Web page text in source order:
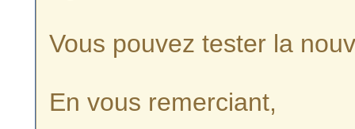
Vous pouvez tester la
En vous remerciant,